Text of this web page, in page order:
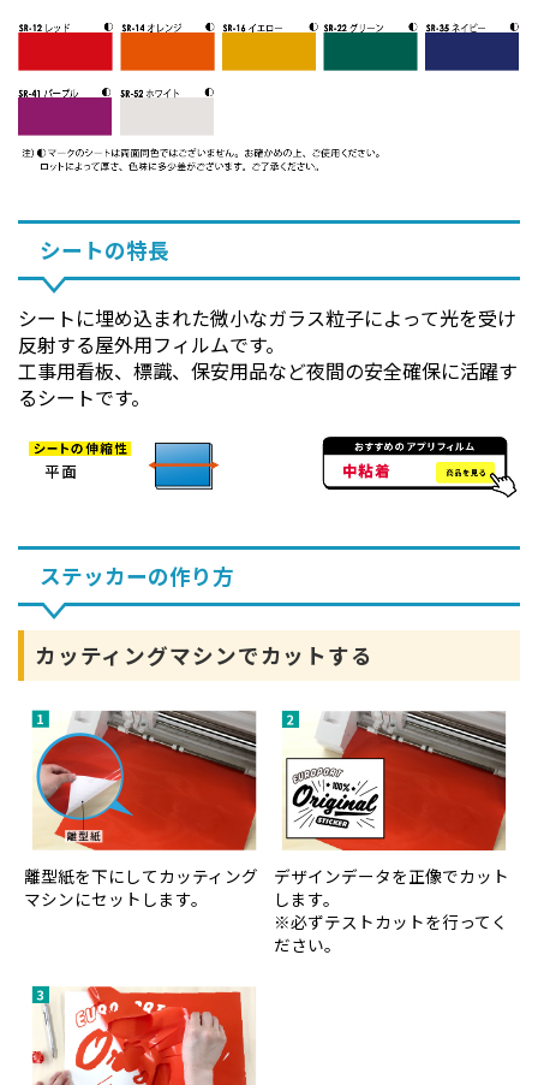
シートの特長
シートに埋め込まれた微小なガラス粒子によって光を受け
反射する屋外用フィルムです。
工事用看板、標識、保安用品など夜間の安全確保に活躍す
るシートです。
ステッカーの作り方
カッティングマシンでカットする
離型紙を下にしてカッティング
マシンにセットします。
デザインデータを正像でカット
します。
※必ずテストカットを行ってく
ださい。